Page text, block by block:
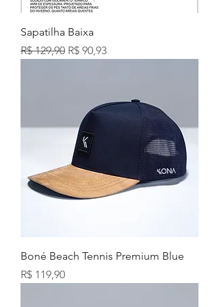
Sapatilha Baixa
Preço normal
R$ 129,90 Preço promocional
R$ 90,93
Boné Beach Tennis Premium Blue
Preço
R$ 119,90